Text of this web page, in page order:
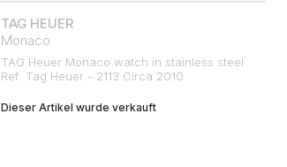
TAG HEUER
Monaco
TAG Heuer Monaco watch in stainless steel
Ref: Tag Heuer - 2113 Circa 2010
Dieser Artikel wurde verkauft